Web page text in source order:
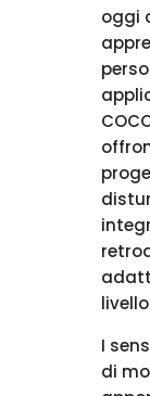
oggi
I
di